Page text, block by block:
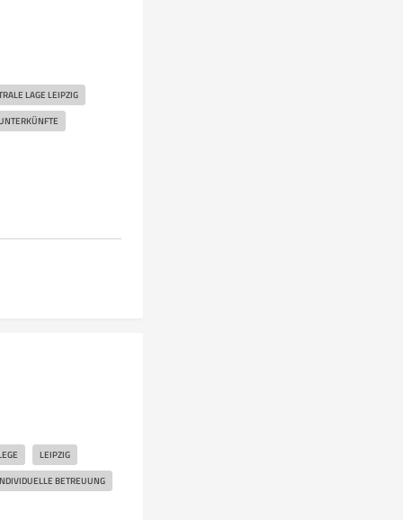
LAGE LEIPZIG
LEIPZIG
BETREUUNG